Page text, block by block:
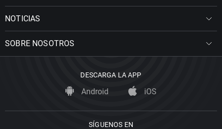
NOTICIAS
SOBRE NOSOTROS
DESCARGA LA APP
Android iOS
SÍGUENOS EN